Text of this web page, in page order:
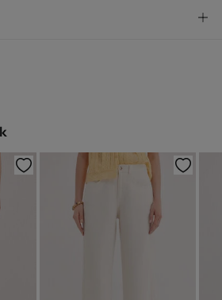
loja em Portugal
GRATUITO!